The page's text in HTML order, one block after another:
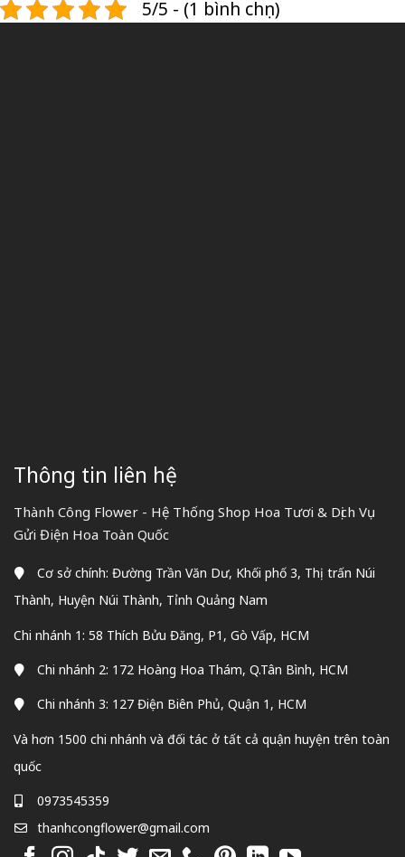
5/5 - (1 bình chọn)
Thông tin liên hệ
Thành Công Flower - Hệ Thống Shop Hoa Tươi & Dịch Vụ
Gửi Điện Hoa Toàn Quốc
Cơ sở chính: Đường Trần Văn Dư, Khối phố 3, Thị trấn Núi
Thành, Huyện Núi Thành, Tỉnh Quảng Nam
Chi nhánh 1: 58 Thích Bửu Đăng, P1, Gò Vấp, HCM
Chi nhánh 2: 172 Hoàng Hoa Thám, Q.Tân Bình, HCM
Chi nhánh 3: 127 Điện Biên Phủ, Quận 1, HCM
Và hơn 1500 chi nhánh và đối tác ở tất cả quận huyện trên toàn
quốc
0973545359
thanhcongflower@gmail.com